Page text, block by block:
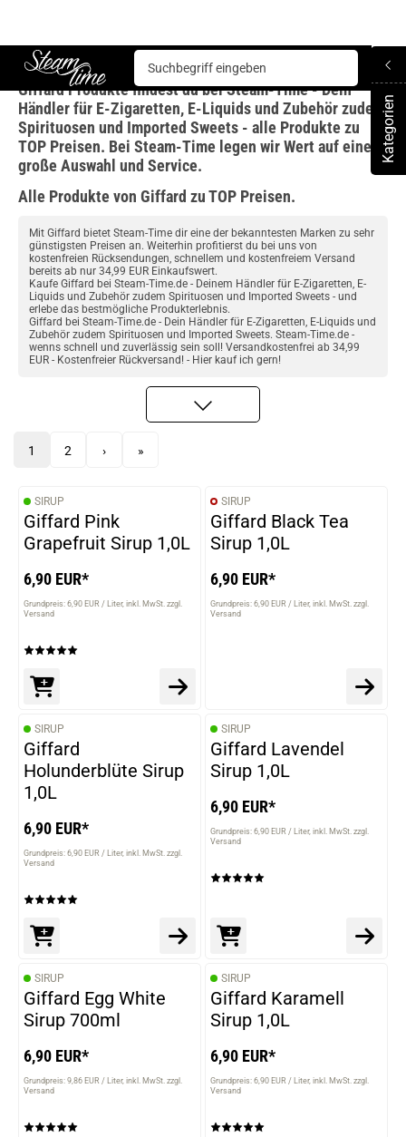
Steam time
Giffard
Kategorien
Giffard Produkte findest du bei Steam-Time - Dein
Händler für E-Zigaretten, E-Liquids und Zubehör zudem
Spirituosen und Imported Sweets - alle Produkte zu
TOP Preisen. Bei Steam-Time legen wir Wert auf eine
große Auswahl und Service.
Alle Produkte von Giffard zu TOP Preisen.
Mit Giffard bietet Steam-Time dir eine der bekanntesten Marken zu sehr
günstigsten Preisen an. Weiterhin profitierst du bei uns von
kostenfreien Rücksendungen, schnellem und kostenfreiem Versand
bereits ab nur 34,99 EUR Einkaufswert.
Kaufe Giffard bei Steam-Time.de - Deinem Händler für E-Zigaretten, E-
Liquids und Zubehör zudem Spirituosen und Imported Sweets - und
erlebe das bestmögliche Produkterlebnis.
Giffard bei Steam-Time.de - Dein Händler für E-Zigaretten, E-Liquids und
Zubehör zudem Spirituosen und Imported Sweets. Steam-Time.de -
wenns schnell und zuverlässig sein soll! Versandkostenfrei ab 34,99
EUR - Kostenfreier Rückversand! - Hier kauf ich gern!
1 2 › »
SIRUP
Giffard Pink
Grapefruit Sirup 1,0L
6,90 EUR*
Grundpreis: 6,90 EUR / Liter inkl. MwSt. zzgl.
Versand
SIRUP
Giffard Black Tea
Sirup 1,0L
6,90 EUR*
Grundpreis: 6,90 EUR / Liter inkl. MwSt. zzgl.
Versand
SIRUP
Giffard
Holunderblüte Sirup
1,0L
6,90 EUR*
Grundpreis: 6,90 EUR / Liter inkl. MwSt. zzgl.
Versand
SIRUP
Giffard Lavendel
Sirup 1,0L
6,90 EUR*
Grundpreis: 6,90 EUR / Liter inkl. MwSt. zzgl.
Versand
SIRUP
Giffard Egg White
Sirup 700ml
6,90 EUR*
Grundpreis: 9,86 EUR / Liter inkl. MwSt. zzgl.
Versand
SIRUP
Giffard Karamell
Sirup 1,0L
6,90 EUR*
Grundpreis: 6,90 EUR / Liter inkl. MwSt. zzgl.
Versand